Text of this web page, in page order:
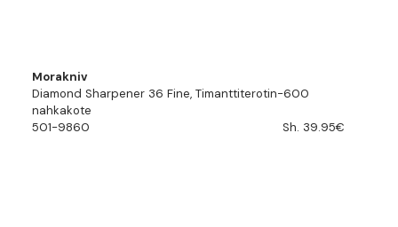
Morakniv
Diamond Sharpener 36 Fine, Timanttiterotin-600
nahkakote
501-9860
Sh. 39.95€